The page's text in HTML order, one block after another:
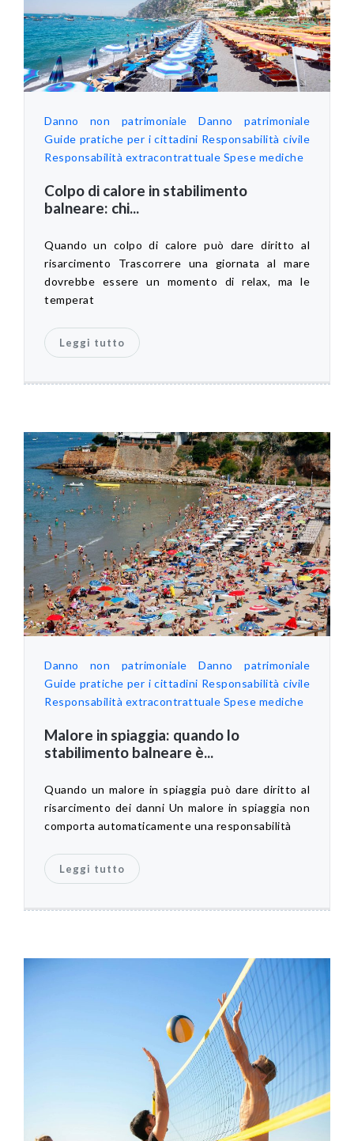
Danno non patrimoniale
Danno patrimoniale
Guide pratiche per i cittadini Responsabilità civile
Responsabilità extracontrattuale Spese mediche
Colpo di calore in stabilimento
balneare: chi...
Quando un colpo di calore può dare diritto al
risarcimento Trascorrere una giornata al mare
dovrebbe essere un momento di relax, ma le
temperat
Leggi tutto
Danno non patrimoniale
Danno patrimoniale
Guide pratiche per i cittadini Responsabilità civile
Responsabilità extracontrattuale Spese mediche
Malore in spiaggia: quando lo
stabilimento balneare è...
Quando un malore in spiaggia può dare diritto al
risarcimento dei danni Un malore in spiaggia non
comporta automaticamente una responsabilità
Leggi tutto